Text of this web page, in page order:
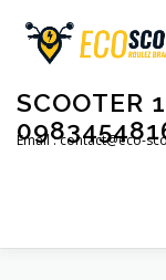
contenu
SCOOTER
Email : contact@eco-